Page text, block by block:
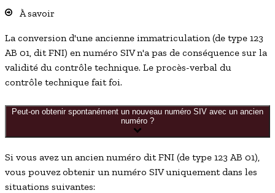
À savoir
La conversion d'une ancienne immatriculation (de type 123
AB 01, dit FNI) en numéro SIV n'a pas de conséquence sur la
validité du contrôle technique. Le procès-verbal du
contrôle technique fait foi.
Peut-on obtenir spontanément un nouveau numéro SIV avec un ancien
numéro ?
Si vous avez un ancien numéro ditFNI (de type 123 AB 01),
vous pouvez obtenir un numéro SIV uniquement dans les
situations suivantes: